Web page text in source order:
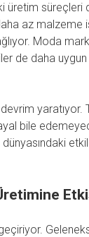
üretim süreçleri
az malzeme
Moda
de daha
yaratıyor.
bile